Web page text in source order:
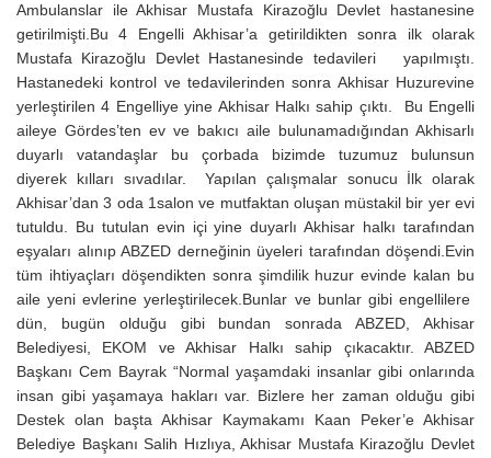
Ambulanslar ile Akhisar Mustafa Kirazoğlu Devlet hastanesine
getirilmişti.Bu 4 Engelli Akhisar’a getirildikten sonra ilk olarak
Mustafa Kirazoğlu Devlet Hastanesinde tedavileri yapılmıştı.
Hastanedeki kontrol ve tedavilerinden sonra Akhisar Huzurevine
yerleştirilen 4 Engelliye yine Akhisar Halkı sahip çıktı. Bu Engelli
aileye Gördes’ten ev ve bakıcı aile bulunamadığından Akhisarlı
duyarlı vatandaşlar bu çorbada bizimde tuzumuz bulunsun
diyerek kılları sıvadılar. Yapılan çalışmalar sonucu İlk olarak
Akhisar’dan 3 oda 1salon ve mutfaktan oluşan müstakil bir yer evi
tutuldu. Bu tutulan evin içi yine duyarlı Akhisar halkı tarafından
eşyaları alınıp ABZED derneğinin üyeleri tarafından döşendi.Evin
tüm ihtiyaçları döşendikten sonra şimdilik huzur evinde kalan bu
aile yeni evlerine yerleştirilecek.Bunlar ve bunlar gibi engellilere
dün, bugün olduğu gibi bundan sonrada ABZED, Akhisar
Belediyesi, EKOM ve Akhisar Halkı sahip çıkacaktır. ABZED
Başkanı Cem Bayrak “Normal yaşamdaki insanlar gibi onlarında
insan gibi yaşamaya hakları var. Bizlere her zaman olduğu gibi
Destek olan başta Akhisar Kaymakamı Kaan Peker’e Akhisar
Belediye Başkanı Salih Hızlıya, Akhisar Mustafa Kirazoğlu Devlet